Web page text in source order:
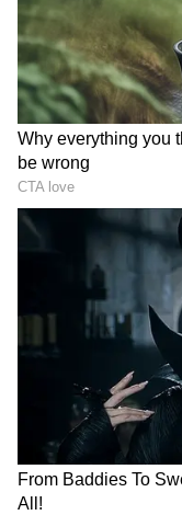
பணம்
பணத்தை
மனோஜ்
சொல்லிருந்தா
சொன்னதை நம்ப